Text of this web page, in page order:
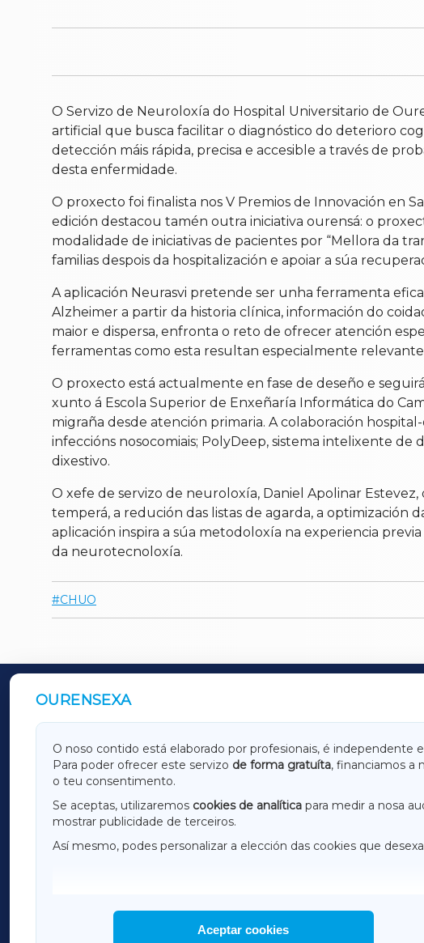
O Servizo de Neuroloxía do Hospital Universitario de
artificial que busca facilitar o diagnóstico do deterioro
detección máis rápida, precisa e accesible a través de
desta enfermidade.
O proxecto foi finalista nos V Premios de Innovación en
edición destacou tamén outra iniciativa ourensá: o
modalidade de iniciativas de pacientes por “Mellora da
familias despois da hospitalización e apoiar a súa
A aplicación Neurasvi pretende ser unha ferramenta
Alzheimer a partir da historia clínica, información do
maior e dispersa, enfronta o reto de ofrecer atención
ferramentas como esta resultan especialmente
O proxecto está actualmente en fase de deseño e
xunto á Escola Superior de Enxeñaría Informática do
migraña desde atención primaria. A colaboración
infeccións nosocomiais; PolyDeep, sistema intelixente
dixestivo.
O xefe de servizo de neuroloxía, Daniel Apolinar
temperá, a redución das listas de agarda, a optimización
aplicación inspira a súa metodoloxía na experiencia
da neurotecnoloxía.
CHUO
OURENSEXA
O noso contido está elaborado por profesionais, é independente
Para poder ofrecer este servizo de forma gratuíta, financiamos a
o teu consentimento.
Se aceptas, utilizaremos cookies de analítica para medir a nosa
mostrar publicidade de terceiros.
Así mesmo, podes personalizar a elección das cookies que
Aceptar cookies
OUTROS PERIÓDICOS
GALICIAXA LUGOXA
AMARIÑAXA
RIBEIRASACRAXA
OURENSEXA